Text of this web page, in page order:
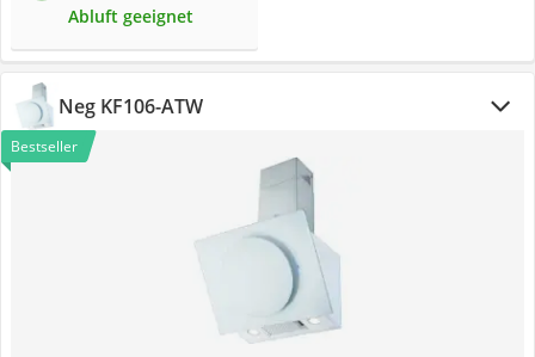
Abluft geeignet
Neg KF106-ATW
Bestseller